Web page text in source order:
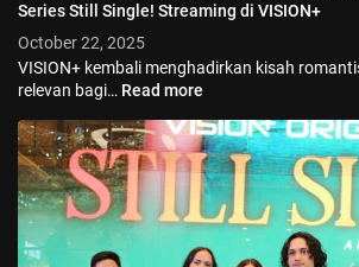
Series Still Single! Streaming di VISION+
October 22, 2025
VISION+ kembali menghadirkan kisah
relevan bagi… Read more